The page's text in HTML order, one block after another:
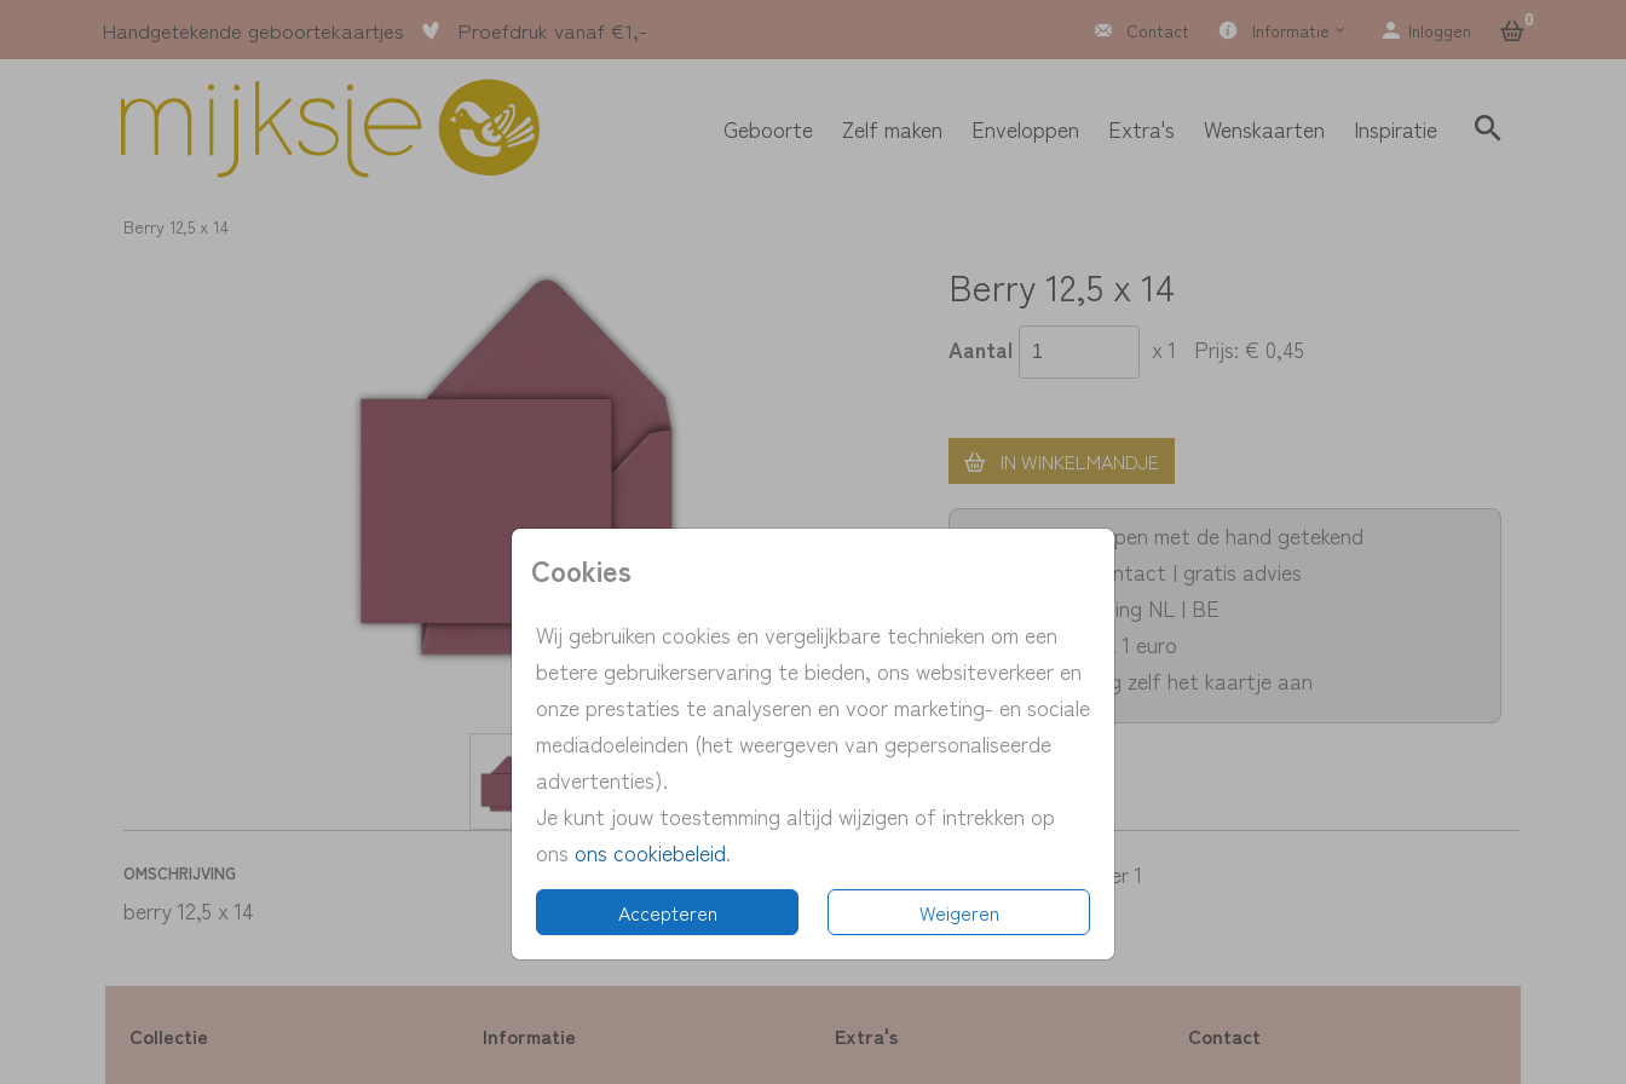
Handgetekende geboortekaartjes Proefdruk vanaf €1,- Contact Informatie Inloggen 0
Geboorte Zelf maken Enveloppen Extra's Wenskaarten Inspiratie
Cookies
Wij gebruiken cookies en vergelijkbare technieken om een
betere gebruikerservaring te bieden, ons websiteverkeer en
onze prestaties te analyseren en voor marketing- en sociale
mediadoeleinden (het weergeven van gepersonaliseerde
advertenties).
Je kunt jouw toestemming altijd wijzigen of intrekken op
ons ons cookiebeleid.
Accepteren Weigeren
Berry 12,5 x 14
Berry 12,5 x 14
Aantal x 1 Prijs:€ 0,45
IN WINKELMANDJE
> unieke ontwerpen met de hand getekend
> persoonlijk contact | gratis advies
> snelle verzending NL | BE
> proefdruk v.a. 1 euro
> pas eenvoudig zelf het kaartje aan
OMSCHRIJVING
berry 12,5 x 14
per 1
Collectie
Informatie
Extra's
Contact